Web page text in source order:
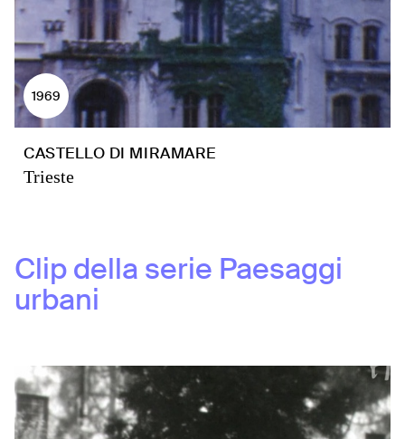
1969
CASTELLO DI MIRAMARE
Trieste
Clip della serie Paesaggi
urbani